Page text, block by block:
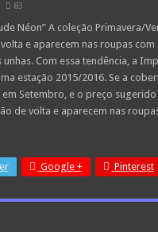
83
Néon” A coleção Primavera/
e aparecem nas roupas
Com essa tendência, a
estação 2015/2016. Se a
Setembro, e o preço
de volta e aparecem nas
Google + Pinterest